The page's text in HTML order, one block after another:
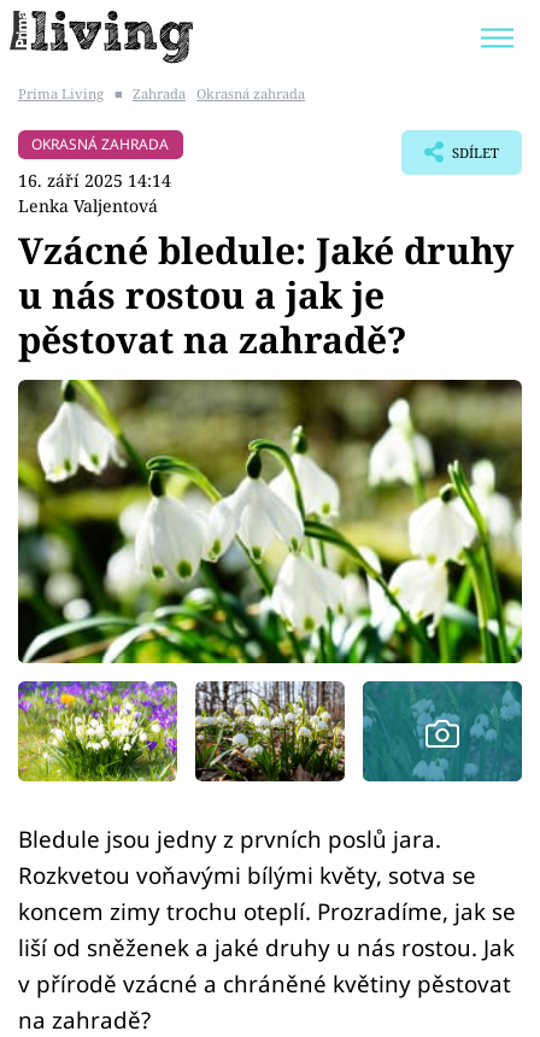
BYDLENÍ SLAVNÝCH
Témata
Bydlení
Zahrada
Design
Sledujte prima+
Přihlášení
Sledujte nás
Prima Living ■ Zahrada Okrasná zahrada
OKRASNÁ ZAHRADA
16. září 2025 14:14
Lenka Valjentová
SDÍLET
Vzácné bledule: Jaké druhy
u nás rostou a jak je
pěstovat na zahradě?
Bledule jsou jedny z prvních poslů jara.
Rozkvetou voňavými bílými květy, sotva se
koncem zimy trochu oteplí. Prozradíme, jak se
liší od sněženek a jaké druhy u nás rostou. Jak
v přírodě vzácné a chráněné květiny pěstovat
na zahradě?